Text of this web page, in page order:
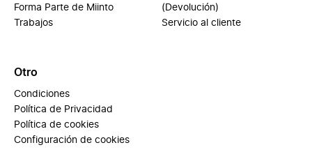
Forma Parte de Miinto
Trabajos
(Devolución)
Servicio al cliente
Otro
Condiciones
Política de Privacidad
Política de cookies
Configuración de cookies